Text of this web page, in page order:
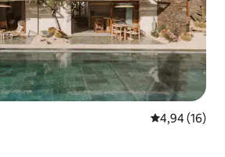
4,94 de uma
4,94 (16)